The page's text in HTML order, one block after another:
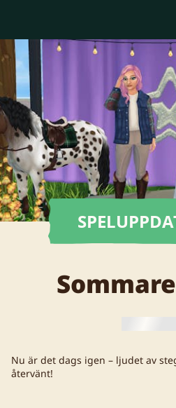
Nu är det dags igen – ljudet av
återvänt!